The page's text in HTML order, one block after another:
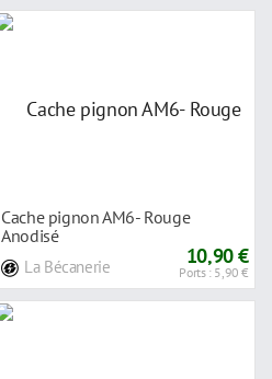
Cache pignon AM6- Rouge
Anodisé
La Bécanerie 10,90 €
Ports : 5,90 €